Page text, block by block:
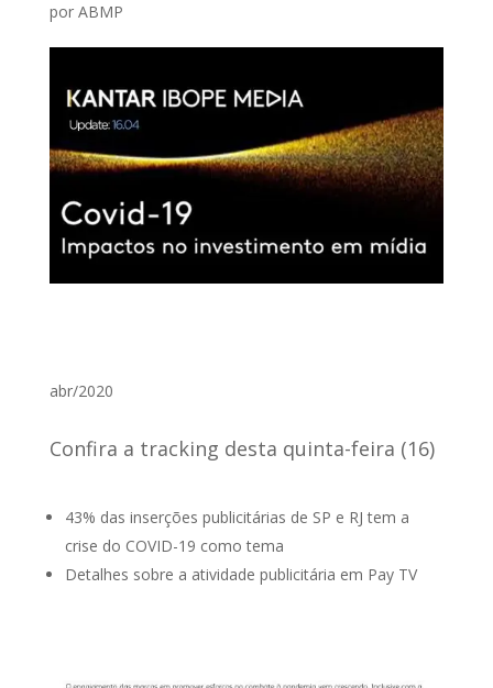
por ABMP
abr/2020
Confira a tracking desta quinta-feira (16)
43% das inserções publicitárias de SP e RJ tem a
crise do COVID-19 como tema
Detalhes sobre a atividade publicitária em Pay TV